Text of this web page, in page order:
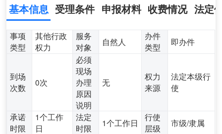
基本信息 受理条件 申报材料 收费情况 法定
事项
类型
其他行政
权力
服务
对象
自然人
办件
类型
即办件
到场
次数
0次
必须
现场
办理
原因
说明
无
权力
来源
法定本级行
使
承诺
时限
1个工作
日
法定
时限
1个工作日
行使
层级
市级/隶属